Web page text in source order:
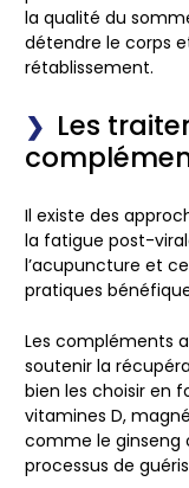
la qualité du
détendre le corps
rétablissement.
Les
Il existe des
la fatigue post-
l’acupuncture et
pratiques
Les compléments
soutenir la
bien les choisir en
vitamines D,
comme le ginseng
processus de